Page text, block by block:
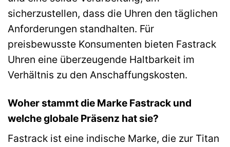
sicherzustellen, dass die Uhren den täglichen
Anforderungen standhalten. Für
preisbewusste Konsumenten bieten Fastrack
Uhren eine überzeugende Haltbarkeit im
Verhältnis zu den Anschaffungskosten.
Woher stammt die Marke Fastrack und
welche globale Präsenz hat sie?
Fastrack ist eine indische Marke, die zur Titan